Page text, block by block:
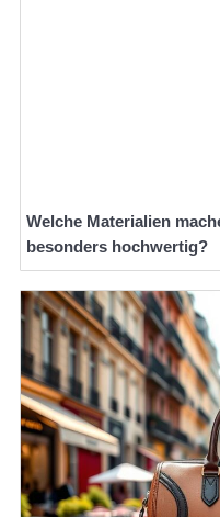
Welche Materialien
besonders hochwertig?